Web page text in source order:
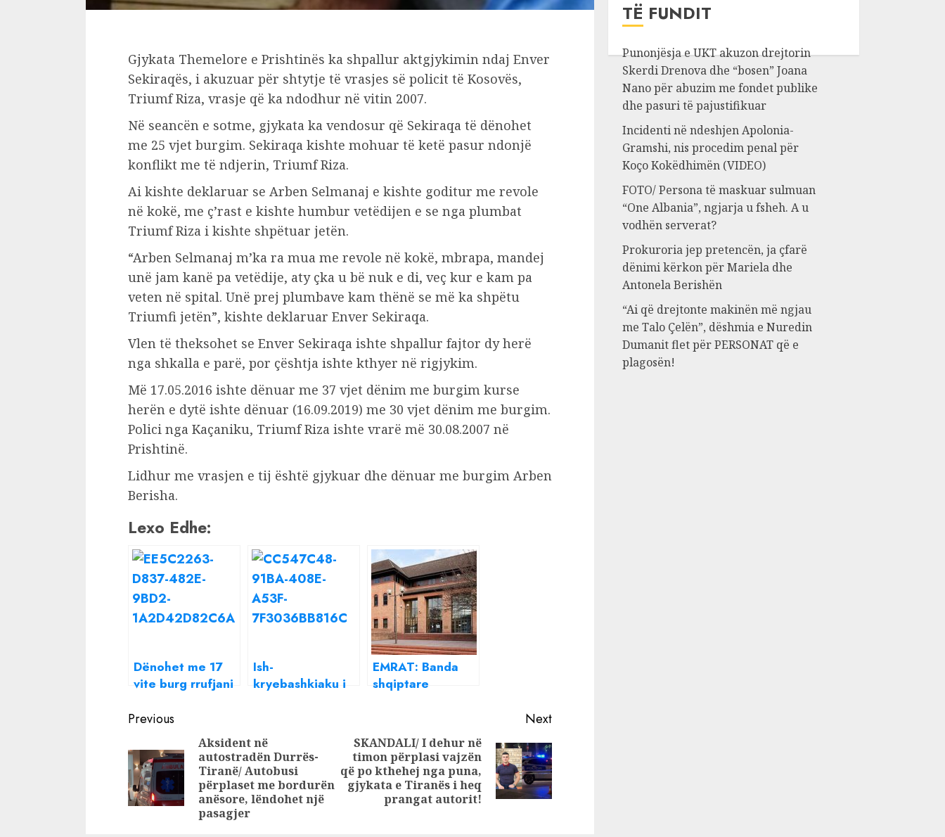
Gjykata Themelore e Prishtinës ka shpallur aktgjykimin ndaj Enver
Sekiraqës, i akuzuar për shtytje të vrasjes së policit të Kosovës,
Triumf Riza, vrasje që ka ndodhur në vitin 2007.
Në seancën e sotme, gjykata ka vendosur që Sekiraqa të dënohet
me 25 vjet burgim. Sekiraqa kishte mohuar të ketë pasur ndonjë
konflikt me të ndjerin, Triumf Riza.
Ai kishte deklaruar se Arben Selmanaj e kishte goditur me revole
në kokë, me ç’rast e kishte humbur vetëdijen e se nga plumbat
Triumf Riza i kishte shpëtuar jetën.
“Arben Selmanaj m’ka ra mua me revole në kokë, mbrapa, mandej
unë jam kanë pa vetëdije, aty çka u bë nuk e di, veç kur e kam pa
veten në spital. Unë prej plumbave kam thënë se më ka shpëtu
Triumfi jetën”, kishte deklaruar Enver Sekiraqa.
Vlen të theksohet se Enver Sekiraqa ishte shpallur fajtor dy herë
nga shkalla e parë, por çështja ishte kthyer në rigjykim.
Më 17.05.2016 ishte dënuar me 37 vjet dënim me burgim kurse
herën e dytë ishte dënuar (16.09.2019) me 30 vjet dënim me burgim.
Polici nga Kaçaniku, Triumf Riza ishte vrarë më 30.08.2007 në
Prishtinë.
Lidhur me vrasjen e tij është gjykuar dhe dënuar me burgim Arben
Berisha.
Lexo Edhe:
Dënohet me 17
vite burg rrufjani
Becchetti
Ish-
kryebashkiaku i
muaj burg
EMRAT: Banda
shqiptare
burg
Continue
Reading
Previous
Previous
post:
Aksident në
autostradën Durrës-
Tiranë/ Autobusi
përplaset me bordurën
anësore, lëndohet një
pasagjer
Next
Next
post:
SKANDALI/ I dehur në
timon përplasi vajzën
që po kthehej nga puna,
gjykata e Tiranës i heq
prangat autorit!
TË FUNDIT
Punonjësja e UKT akuzon drejtorin
Skerdi Drenova dhe “bosen” Joana
Nano për abuzim me fondet publike
dhe pasuri të pajustifikuar
Incidenti në ndeshjen Apolonia-
Gramshi, nis procedim penal për
Koço Kokëdhimën (VIDEO)
FOTO/ Persona të maskuar sulmuan
“One Albania”, ngjarja u fsheh. A u
vodhën serverat?
Prokuroria jep pretencën, ja çfarë
dënimi kërkon për Mariela dhe
Antonela Berishën
“Ai që drejtonte makinën më ngjau
me Talo Çelën”, dëshmia e Nuredin
Dumanit flet për PERSONAT që e
plagosën!